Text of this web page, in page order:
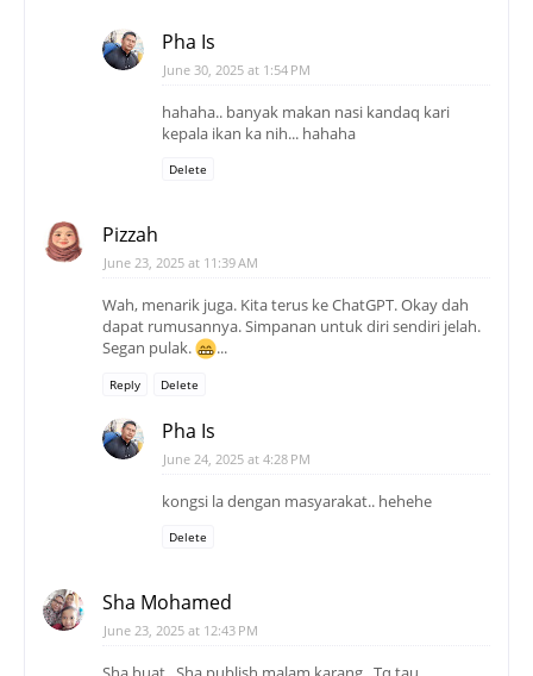
Pha Is
June 30, 2025 at 1:54 PM
hahaha.. banyak makan nasi kandaq kari
kepala ikan ka nih... hahaha
Delete
Pizzah
June 23, 2025 at 11:39 AM
Wah, menarik juga. Kita terus ke ChatGPT. Okay dah
dapat rumusannya. Simpanan untuk diri sendiri jelah.
Segan pulak.
...
Reply Delete
Pha Is
June 24, 2025 at 4:28 PM
kongsi la dengan masyarakat.. hehehe
Delete
Sha Mohamed
June 23, 2025 at 12:43 PM